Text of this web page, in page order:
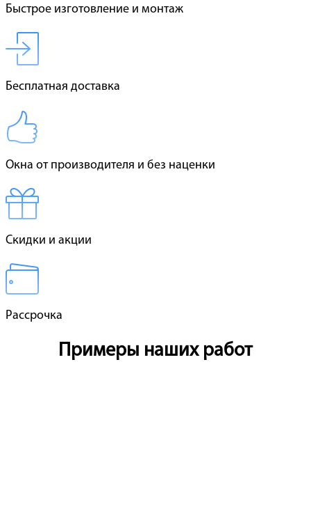
Быстрое изготовление и монтаж
Бесплатная доставка
Окна от производителя и без наценки
Скидки и акции
Рассрочка
Примеры наших работ